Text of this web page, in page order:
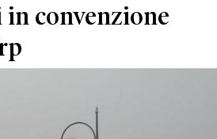
convenzione